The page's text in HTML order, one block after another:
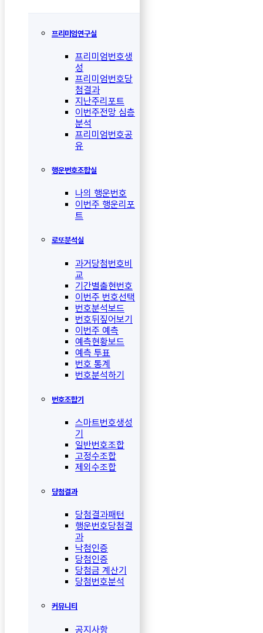
프리미엄연구실
프리미엄번호생
성
프리미엄번호당
첨결과
지난주리포트
이번주전망 심층
분석
프리미엄번호공
유
행운번호조합실
나의 행운번호
이번주 행운리포
트
로또분석실
과거당첨번호비
교
기간별출현번호
이번주 번호선택
번호분석보드
번호뒤짚어보기
이번주 예측
예측현황보드
예측 투표
번호 통계
번호분석하기
번호조합기
스마트번호생성
기
일반번호조합
고정수조합
제외수조합
당첨결과
당첨결과패턴
행운번호당첨결
과
낙첨인증
당첨인증
당첨금 계산기
당첨번호분석
커뮤니티
공지사항